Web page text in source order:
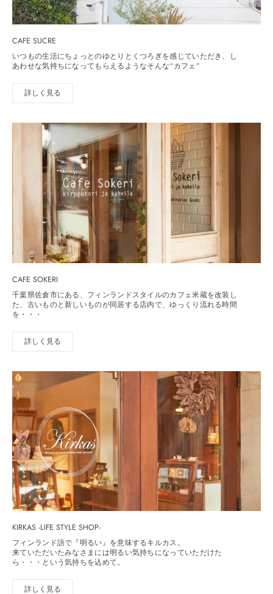
CAFE SUCRE
いつもの生活にちょっとのゆとりとくつろぎを感じていただき、し
あわせな気持ちになってもらえるようなそんな“カフェ”
詳しく見る
CAFE SOKERI
千葉県佐倉市にある、フィンランドスタイルのカフェ米蔵を改装し
た、古いものと新しいものが同居する店内で、ゆっくり流れる時間
を・・・
詳しく見る
KIRKAS -LIFE STYLE SHOP-
フィンランド語で『明るい』を意味するキルカス。
来ていただいたみなさまには明るい気持ちになっていただけた
ら・・・という気持ちを込めて。
詳しく見る